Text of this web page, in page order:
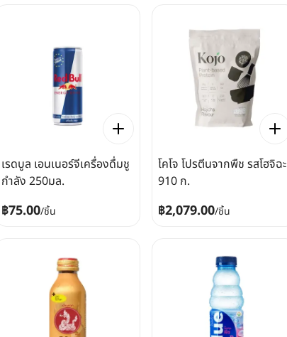
เรดบูล เอนเนอร์จีเครื่องดื่มชู
กำลัง 250มล.
฿75.00/ชิ้น
โคโจ โปรตีนจากพืช รสโฮจิฉะ
910 ก.
฿2,079.00/ชิ้น